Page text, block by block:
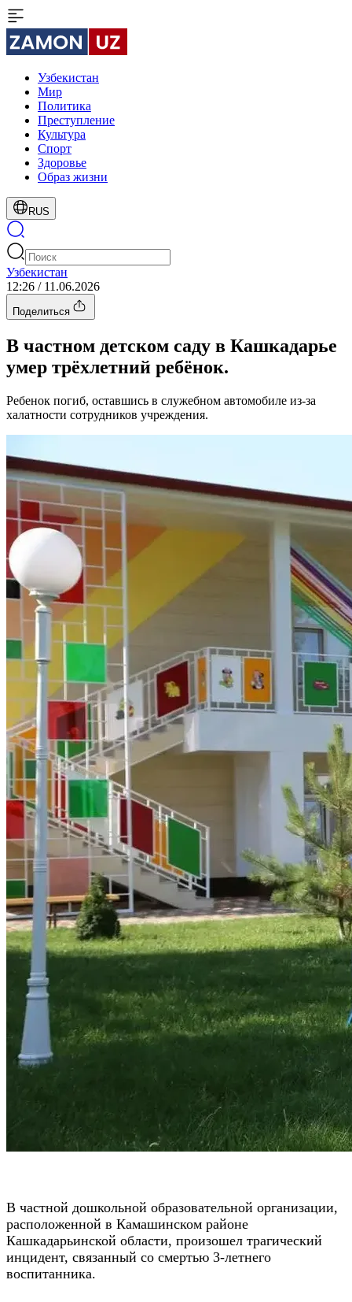
Узбекистан
Мир
Политика
Преступление
Культура
Спорт
Здоровье
Образ жизни
RUS
Узбекистан
12:26 / 11.06.2026
Поделиться
В частном детском саду в Кашкадарье
умер трёхлетний ребёнок.
Ребенок погиб, оставшись в служебном автомобиле из-за
халатности сотрудников учреждения.
В частной дошкольной образовательной организации,
расположенной в Камашинском районе
Кашкадарьинской области, произошел трагический
инцидент, связанный со смертью 3-летнего
воспитанника.